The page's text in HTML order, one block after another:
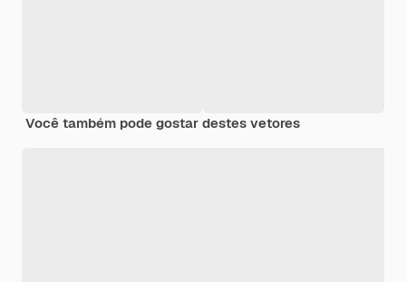
Você também pode gostar destes vetores